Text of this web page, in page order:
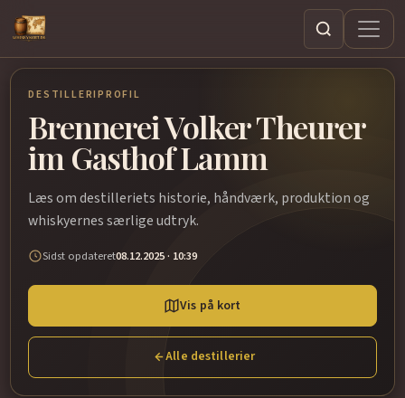
Søg
DESTILLERIPROFIL
Brennerei Volker Theurer
im Gasthof Lamm
Læs om destilleriets historie, håndværk, produktion og
whiskyernes særlige udtryk.
Sidst opdateret08.12.2025 · 10:39
Vis på kort
Alle destillerier